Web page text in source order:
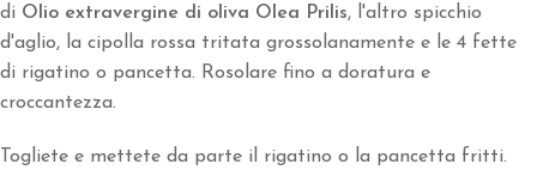
di Olio extravergine di oliva Olea Prilis, l'altro spicchio
d'aglio, la cipolla rossa tritata grossolanamente e le 4 fette
di rigatino o pancetta. Rosolare fino a doratura e
croccantezza.
Togliete e mettete da parte il rigatino o la pancetta fritti.